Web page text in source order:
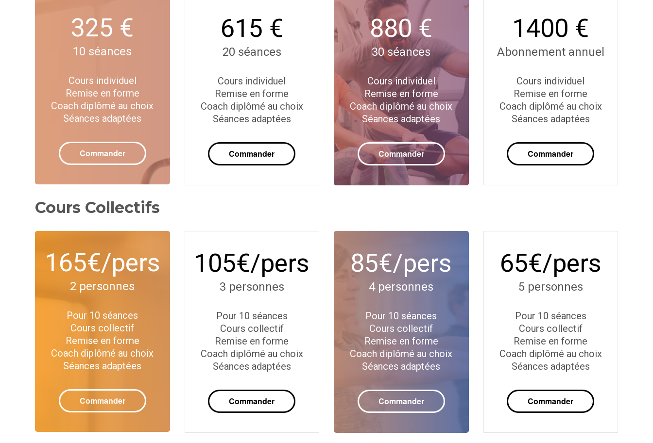
325 €
10 séances
Cours individuel
Remise en forme
Coach diplômé au choix
Séances adaptées
Commander
615 €
20 séances
Cours individuel
Remise en forme
Coach diplômé au choix
Séances adaptées
Commander
880 €
30 séances
Cours individuel
Remise en forme
Coach diplômé au choix
Séances adaptées
Commander
1400 €
Abonnement annuel
Cours individuel
Remise en forme
Coach diplômé au choix
Séances adaptées
Commander
Cours Collectifs
165€/pers
2 personnes
Pour 10 séances
Cours collectif
Remise en forme
Coach diplômé au choix
Séances adaptées
Commander
105€/pers
3 personnes
Pour 10 séances
Cours collectif
Remise en forme
Coach diplômé au choix
Séances adaptées
Commander
85€/pers
4 personnes
Pour 10 séances
Cours collectif
Remise en forme
Coach diplômé au choix
Séances adaptées
Commander
65€/pers
5 personnes
Pour 10 séances
Cours collectif
Remise en forme
Coach diplômé au choix
Séances adaptées
Commander